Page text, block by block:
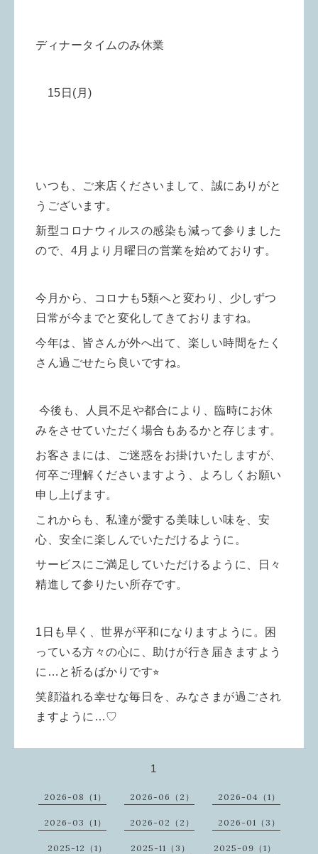
ディナータイムのみ休業
15日(月)
いつも、ご来店くださいまして、誠にありがと
うございます。
新型コロナウィルスの感染も減って参りました
ので、4月より 月曜日の営業を始めておりす。
今月から、コロナも5類へと変わり、少しずつ
日常が今までと変化してきておりますね。
今年は、皆さんが外へ出て、楽しい時間をたく
さん過ごせたら良いですね。
今後も、人員不足や都合により、 臨時にお休
みをさせていただく場合もあるかと存じます。
お客さまには、ご迷惑をお掛けいたしますが、
何卒ご理解くださいますよう、よろしくお願い
申し上げます。
これからも、私達が愛する美味しい味を、安
心、安全に楽しんでいただけるように。
サービスにご満足していただけるように、日々
精進して参りたい所存です。
1日も早く、世界が平和になりますように。困
っている方々の心に、助けが行き届きますよう
に…と祈るばかりです⭐︎
笑顔溢れる幸せな毎日を、みなさまが過ごされ
ますように…♡
1
2026-08（1） 2026-06（2） 2026-04（1）
2026-03（1） 2026-02（2） 2026-01（3）
2025-12（1） 2025-11（3） 2025-09（1）